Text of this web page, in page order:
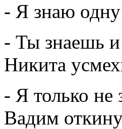
- Я знаю
- Ты знаешь
Никита
- Я только не
Вадим